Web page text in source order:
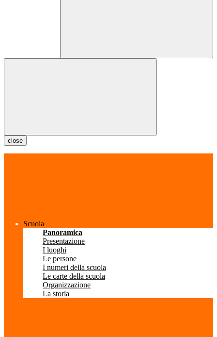
close
Scuola
Panoramica
Presentazione
I luoghi
Le persone
I numeri della scuola
Le carte della scuola
Organizzazione
La storia